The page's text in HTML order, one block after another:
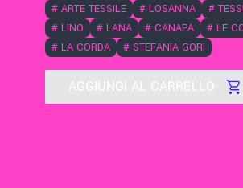
# ARTE TESSILE # LOSANNA #
# LINO # LANA # CANAPA # LE
# LA CORDA # STEFANIA GORI
AGGIUNGI AL CARRELLO